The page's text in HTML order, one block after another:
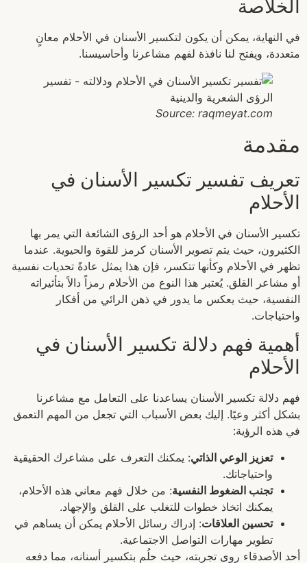
الخلاصة
في النهاية، يمكن أن يكون لتكسير الأسنان في الأحلام معانٍ
متعددة، ويفتح لنا نافذة لفهم مشاعرنا وأحاسيسنا.
Source: raqmeyat.com
مقدمة
تعريف تفسير تكسير الأسنان في
الأحلام
تكسير الأسنان في الأحلام هو أحد الرؤى الشائعة التي يمر بها
الكثيرون، حيث يتم تصوير الأسنان كرمز للقوة والحيوية. عندما
تظهر في الأحلام وكأنها تتكسر، فإن هذا يمثل عادةً تحديات نفسية
أو مشاعر القلق. يُعتبر هذا النوع من الأحلام رمزاً دالاً بتأثيراته
النفسية، حيث يعكس ما يدور في ذهن الرائي من أفكار
واحتياجات.
أهمية فهم دلالة تكسير الأسنان في
الأحلام
فهم دلالة تكسير الأسنان يساعدنا على التعامل مع مشاعرنا
بشكل أكثر وعيًا. إليك بعض الأسباب التي تجعل من المهم التعمق
في هذه الرؤية:
تعزيز الوعي الذاتي: يمكنك التعرف على مشاعرك الحقيقية
واحتياجاتك.
تجنب الضغوط النفسية: من خلال فهم معاني هذه الأحلام،
يمكنك اتخاذ خطوات للتغلب على القلق والإجهاد.
تحسين العلاقات: إدراك رسائل الأحلام يمكن أن يساهم في
تطوير مهارات التواصل الاجتماعية.
أحد الأصدقاء روى تجربته، حيث حلُم بتكسير أسنانه، مما دفعه